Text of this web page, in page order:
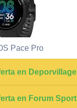
Pace Pro
en Deporvillage
en Forum Sport